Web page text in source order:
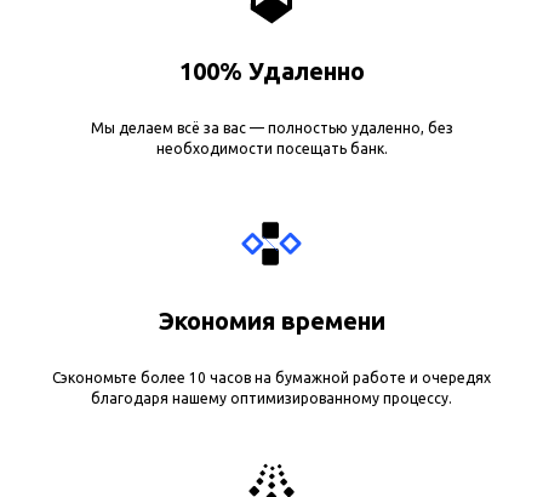
100% Удаленно
Мы делаем всё за вас — полностью удаленно, без
необходимости посещать банк.
Экономия времени
Сэкономьте более 10 часов на бумажной работе и очередях
благодаря нашему оптимизированному процессу.